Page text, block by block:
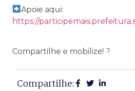
Apoie aqui:
https://
Compartilhe e mobilize! ?
Compartilhe: